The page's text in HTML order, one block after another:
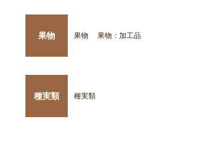
果物 果物 果物：加工品
種実類 種実類